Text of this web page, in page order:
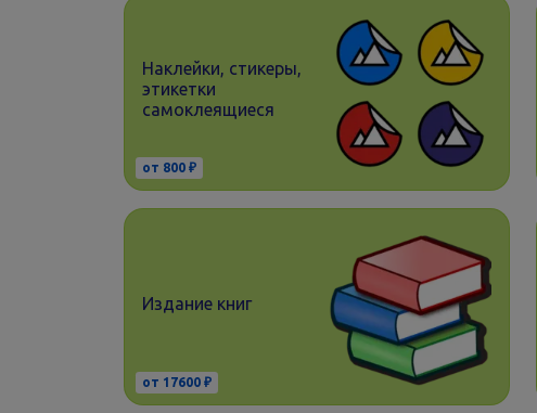
от 800 ₽
Наклейки, стикеры,
этикетки
самоклеящиеся
от 17600 ₽
Издание книг